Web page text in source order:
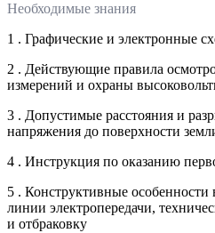
Необходимые знания
1 . Графические и электронные
2 . Действующие правила
измерений и охраны
3 . Допустимые расстояния и
напряжения до поверхности
4 . Инструкция по оказанию
5 . Конструктивные особенности
линии электропередачи,
и отбраковку